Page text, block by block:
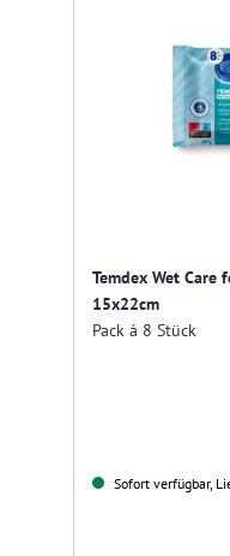
Temdex Wet Care
15x22cm
Pack á 8 Stück
Sofort verfügbar,